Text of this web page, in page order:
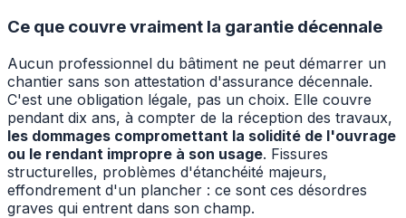
Ce que couvre vraiment la garantie décennale
Aucun professionnel du bâtiment ne peut démarrer un
chantier sans son attestation d'assurance décennale.
C'est une obligation légale, pas un choix. Elle couvre
pendant dix ans, à compter de la réception des travaux,
les dommages compromettant la solidité de l'ouvrage
ou le rendant impropre à son usage. Fissures
structurelles, problèmes d'étanchéité majeurs,
effondrement d'un plancher : ce sont ces désordres
graves qui entrent dans son champ.